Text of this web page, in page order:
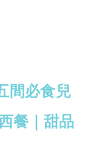
間必食兒
餐｜甜品